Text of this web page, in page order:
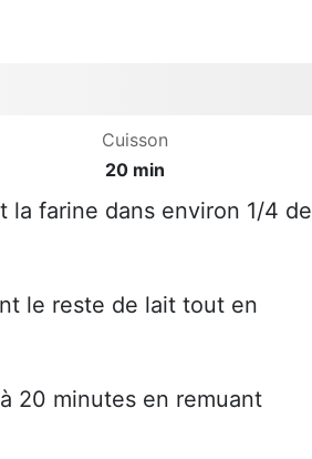
Cuisson
20 min
la farine dans environ 1/4 de
le reste de lait tout en
20 minutes en remuant